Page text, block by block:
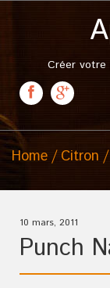
Créer votre
Home Citron
10 mars, 2011
Punch